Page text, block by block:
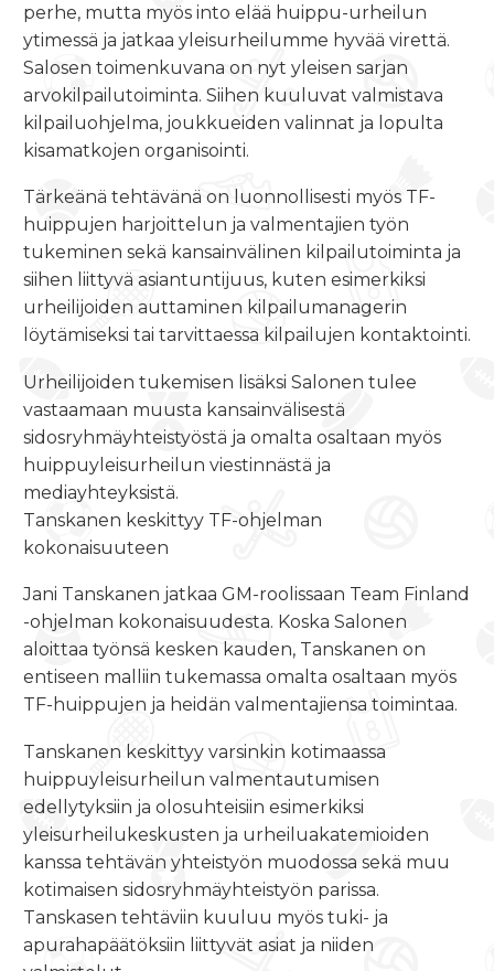
perhe, mutta myös into elää huippu-urheilun
ytimessä ja jatkaa yleisurheilumme hyvää virettä.
Salosen toimenkuvana on nyt yleisen sarjan
arvokilpailutoiminta. Siihen kuuluvat valmistava
kilpailuohjelma, joukkueiden valinnat ja lopulta
kisamatkojen organisointi.
Tärkeänä tehtävänä on luonnollisesti myös TF-
huippujen harjoittelun ja valmentajien työn
tukeminen sekä kansainvälinen kilpailutoiminta ja
siihen liittyvä asiantuntijuus, kuten esimerkiksi
urheilijoiden auttaminen kilpailumanagerin
löytämiseksi tai tarvittaessa kilpailujen kontaktointi.
Urheilijoiden tukemisen lisäksi Salonen tulee
vastaamaan muusta kansainvälisestä
sidosryhmäyhteistyöstä ja omalta osaltaan myös
huippuyleisurheilun viestinnästä ja
mediayhteyksistä.
Tanskanen keskittyy TF-ohjelman
kokonaisuuteen
Jani Tanskanen jatkaa GM-roolissaan Team Finland
-ohjelman kokonaisuudesta. Koska Salonen
aloittaa työnsä kesken kauden, Tanskanen on
entiseen malliin tukemassa omalta osaltaan myös
TF-huippujen ja heidän valmentajiensa toimintaa.
Tanskanen keskittyy varsinkin kotimaassa
huippuyleisurheilun valmentautumisen
edellytyksiin ja olosuhteisiin esimerkiksi
yleisurheilukeskusten ja urheiluakatemioiden
kanssa tehtävän yhteistyön muodossa sekä muu
kotimaisen sidosryhmäyhteistyön parissa.
Tanskasen tehtäviin kuuluu myös tuki- ja
apurahapäätöksiin liittyvät asiat ja niiden